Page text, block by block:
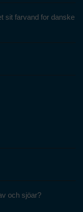
sit farvand for danske
och sjöar?